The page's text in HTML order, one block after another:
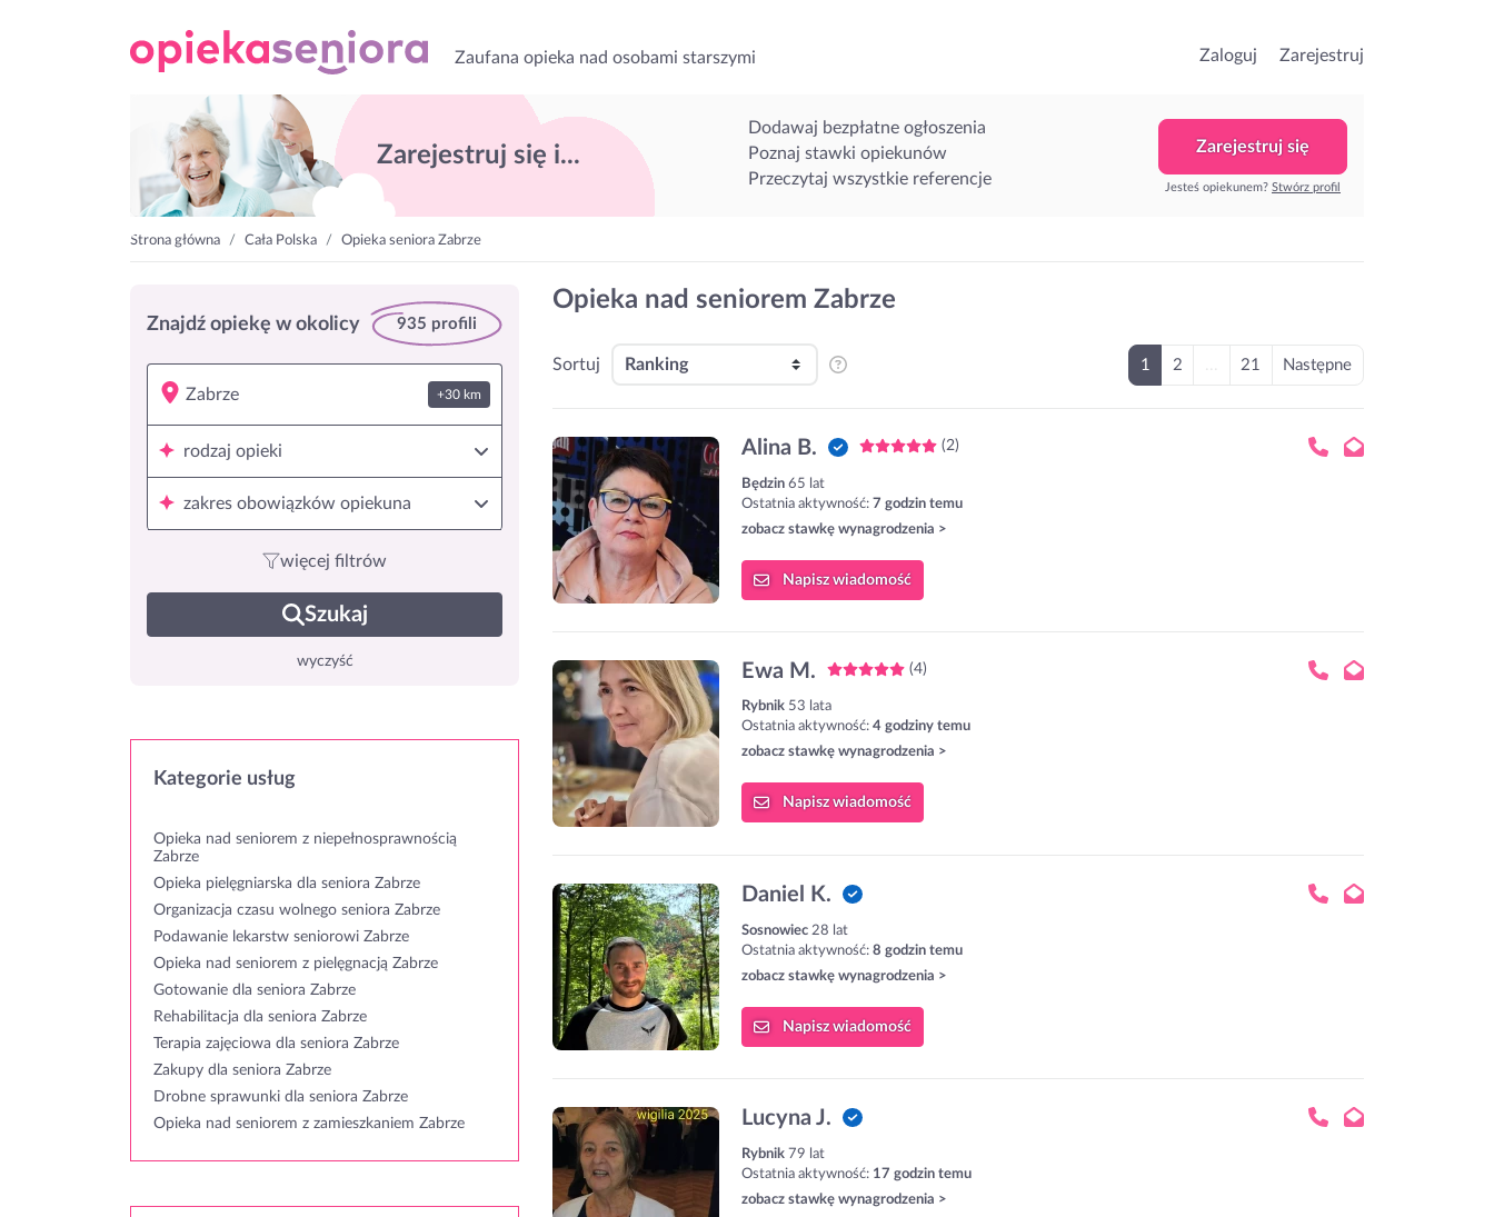
Zaufana opieka nad osobami starszymi Zaloguj Zarejestruj
Zarejestruj się i...
Dodawaj bezpłatne ogłoszenia
Poznaj stawki opiekunów
Przeczytaj wszystkie referencje
Zarejestruj się
Jesteś opiekunem? Stwórz profil
Strona główna Cała Polska Opieka seniora Zabrze
Znajdź opiekę w okolicy 935 profili
+30 km
rodzaj opieki
zakres obowiązków opiekuna
więcej filtrów
Szukaj
wyczyść
Kategorie usług
Opieka nad seniorem z niepełnosprawnością
Zabrze
Opieka pielęgniarska dla seniora Zabrze
Organizacja czasu wolnego seniora Zabrze
Podawanie lekarstw seniorowi Zabrze
Opieka nad seniorem z pielęgnacją Zabrze
Gotowanie dla seniora Zabrze
Rehabilitacja dla seniora Zabrze
Terapia zajęciowa dla seniora Zabrze
Zakupy dla seniora Zabrze
Drobne sprawunki dla seniora Zabrze
Opieka nad seniorem z zamieszkaniem Zabrze
Opieka nad seniorem Zabrze
Sortuj 1 2 21 Następne
Alina B. (2)
Będzin 65 lat
Ostatnia aktywność: 7 godzin temu
zobacz stawkę wynagrodzenia >
Napiszwiadomość
Ewa M. (4)
Rybnik 53 lata
Ostatnia aktywność: 4 godziny temu
zobacz stawkę wynagrodzenia >
Napiszwiadomość
Daniel K.
Sosnowiec 28 lat
Ostatnia aktywność: 8 godzin temu
zobacz stawkę wynagrodzenia >
Napiszwiadomość
Lucyna J.
Rybnik 79 lat
Ostatnia aktywność: 17 godzin temu
zobacz stawkę wynagrodzenia >